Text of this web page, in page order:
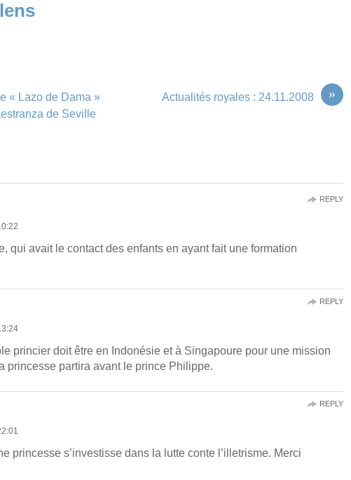
« Lazo de Dama »
de Seville
»
Actualités royales : 24.11.2008
qui avait le contact des enfants en ayant fait une formation
REPLY
princier doit être en Indonésie et à Singapoure pour une mission
princesse partira avant le prince Philippe.
REPLY
princesse s’investisse dans la lutte conte l’illetrisme. Merci
REPLY